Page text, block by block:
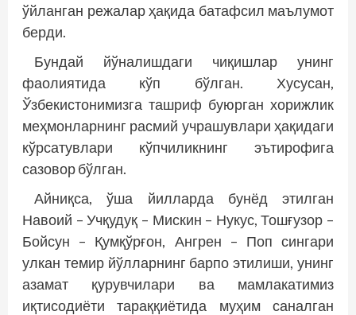
ўйланган режалар ҳақида батафсил маълумот
берди.
Бундай йўналишдаги чиқишлар унинг
фаолиятида кўп бўлган. Хусусан,
Ўзбекистонимизга ташриф буюрган хорижлик
меҳмонларнинг расмий учрашувлари ҳақидаги
кўрсатувлари кўпчиликнинг эътирофига
сазовор бўлган.
Айниқса, ўша йилларда бунёд этилган
Навоий – Учқудуқ – Мискин – Нукус, Тошғузор –
Бойсун – Қумқўрғон, Ангрен – Поп сингари
улкан темир йўлларнинг барпо этилиши, унинг
азамат қурувчилари ва мамлакатимиз
иқтисодиёти тараққиётида муҳим саналган